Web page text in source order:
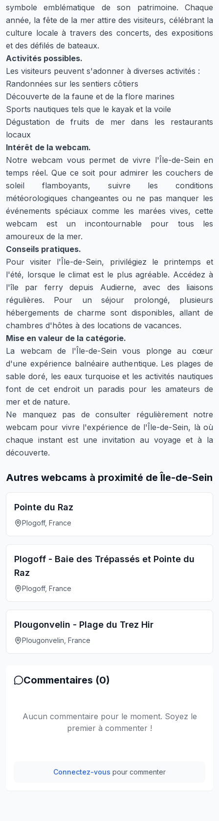
symbole emblématique de son patrimoine. Chaque
année, la fête de la mer attire des visiteurs, célébrant la
culture locale à travers des concerts, des expositions
et des défilés de bateaux.
Activités possibles.
Les visiteurs peuvent s'adonner à diverses activités :
Randonnées sur les sentiers côtiers
Découverte de la faune et de la flore marines
Sports nautiques tels que le kayak et la voile
Dégustation de fruits de mer dans les restaurants
locaux
Intérêt de la webcam.
Notre webcam vous permet de vivre l'Île-de-Sein en
temps réel. Que ce soit pour admirer les couchers de
soleil flamboyants, suivre les conditions
météorologiques changeantes ou ne pas manquer les
événements spéciaux comme les marées vives, cette
webcam est un incontournable pour tous les
amoureux de la mer.
Conseils pratiques.
Pour visiter l'Île-de-Sein, privilégiez le printemps et
l'été, lorsque le climat est le plus agréable. Accédez à
l'île par ferry depuis Audierne, avec des liaisons
régulières. Pour un séjour prolongé, plusieurs
hébergements de charme sont disponibles, allant de
chambres d'hôtes à des locations de vacances.
Mise en valeur de la catégorie.
La webcam de l'Île-de-Sein vous plonge au cœur
d'une expérience balnéaire authentique. Les plages de
sable doré, les eaux turquoise et les activités nautiques
font de cet endroit un paradis pour les amateurs de
mer et de nature.
Ne manquez pas de consulter régulièrement notre
webcam pour vivre l'expérience de l'Île-de-Sein, là où
chaque instant est une invitation au voyage et à la
découverte.
Autres webcams à proximité de Île-de-Sein
Pointe du Raz
Plogoff, France
Plogoff - Baie des Trépassés et Pointe du
Raz
Plogoff, France
Plougonvelin - Plage du Trez Hir
Plougonvelin, France
Commentaires (0)
Aucun commentaire pour le moment. Soyez le
premier à commenter !
Connectez-vous pour commenter